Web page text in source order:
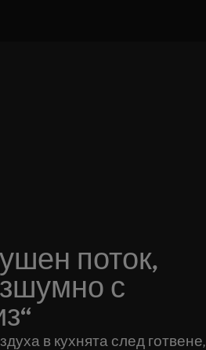
поток,
с
в кухнята след готвене,